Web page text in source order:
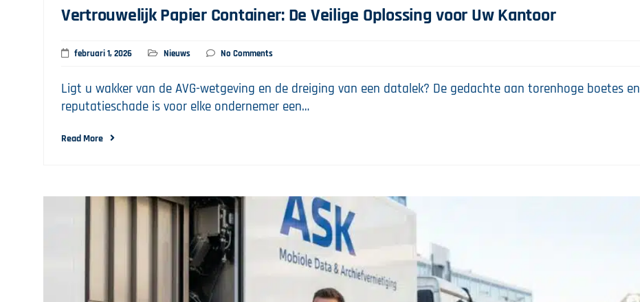
Vertrouwelijk Papier Container: De Veilige Oplossing voor Uw Kantoor
februari 1, 2026 Nieuws No Comments
Ligt u wakker van de AVG-wetgeving en de dreiging van een datalek? De gedachte aan torenhoge boetes en
reputatieschade is voor elke ondernemer een…
Read More